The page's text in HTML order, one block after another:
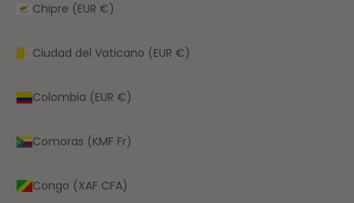
Chipre (EUR €)
Ciudad del Vaticano (EUR €)
Colombia (EUR €)
Comoras (KMF Fr)
Congo (XAF CFA)